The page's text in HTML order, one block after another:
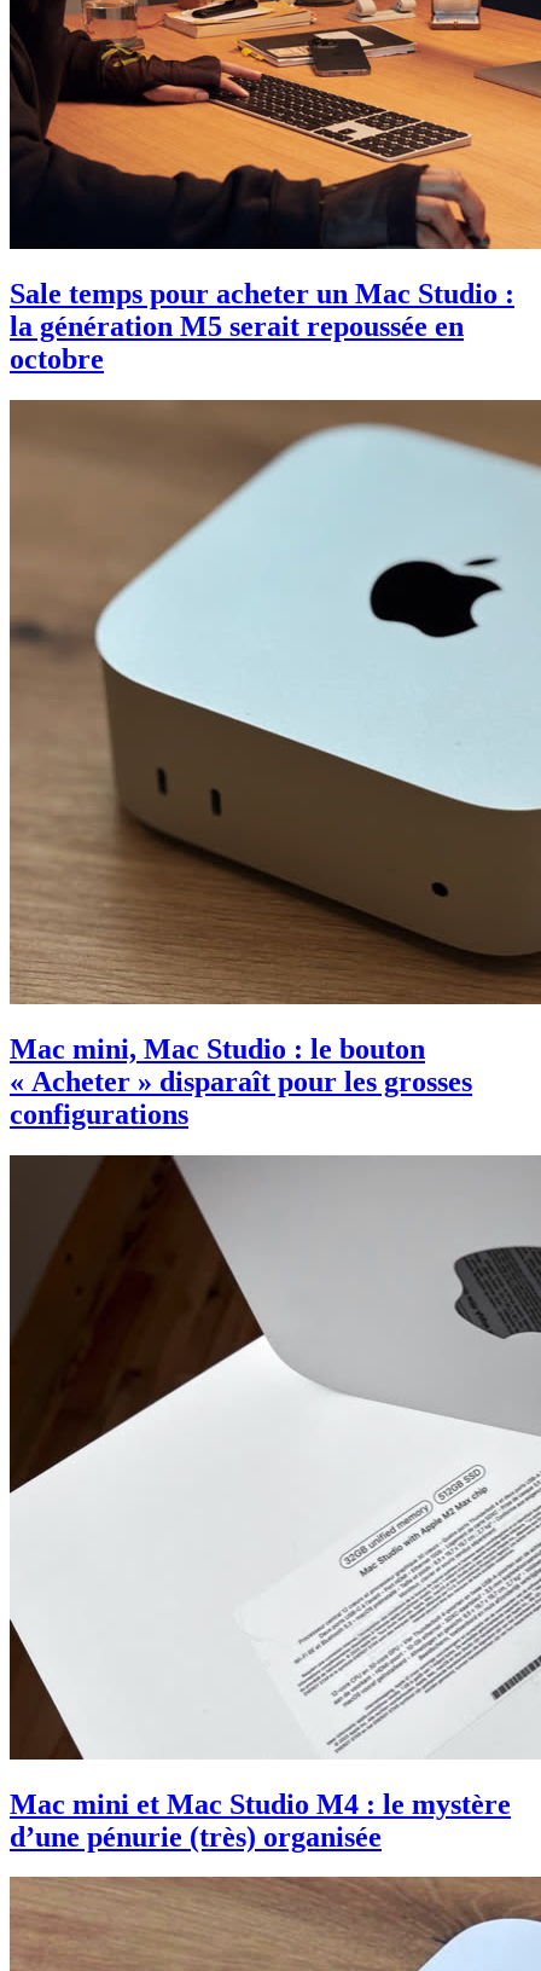
Sale temps pour acheter un Mac Studio :
la génération M5 serait repoussée en
octobre
Mac mini, Mac Studio : le bouton
« Acheter » disparaît pour les grosses
configurations
Mac mini et Mac Studio M4 : le mystère
d’une pénurie (très) organisée